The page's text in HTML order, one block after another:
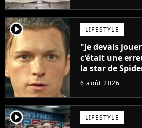
player2 LIFESTYLE
"Je devais
c'était une
la star de
pas ce
6 août 2026
player2 LIFESTYLE